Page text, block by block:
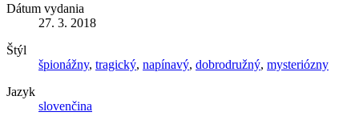
Dátum vydania
27. 3. 2018
Štýl
špionážny, tragický, napínavý, dobrodružný, mysteriózny
Jazyk
slovenčina